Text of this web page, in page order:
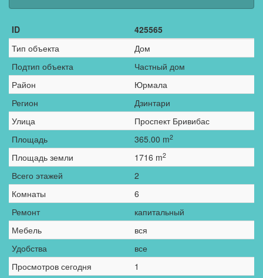
ID
425565
Тип объекта
Дом
Подтип объекта
Частный дом
Район
Юрмала
Регион
Дзинтари
Улица
Проспект Бривибас
Площадь
365.00 m2
Площадь земли 1716 m2
Всего этажей
2
Комнаты
6
Ремонт
капитальный
Мебель
вся
Удобства
все
Просмотров сегодня
1